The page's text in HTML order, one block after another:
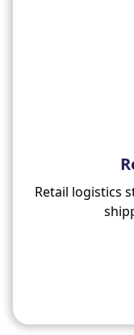
Retail logistics